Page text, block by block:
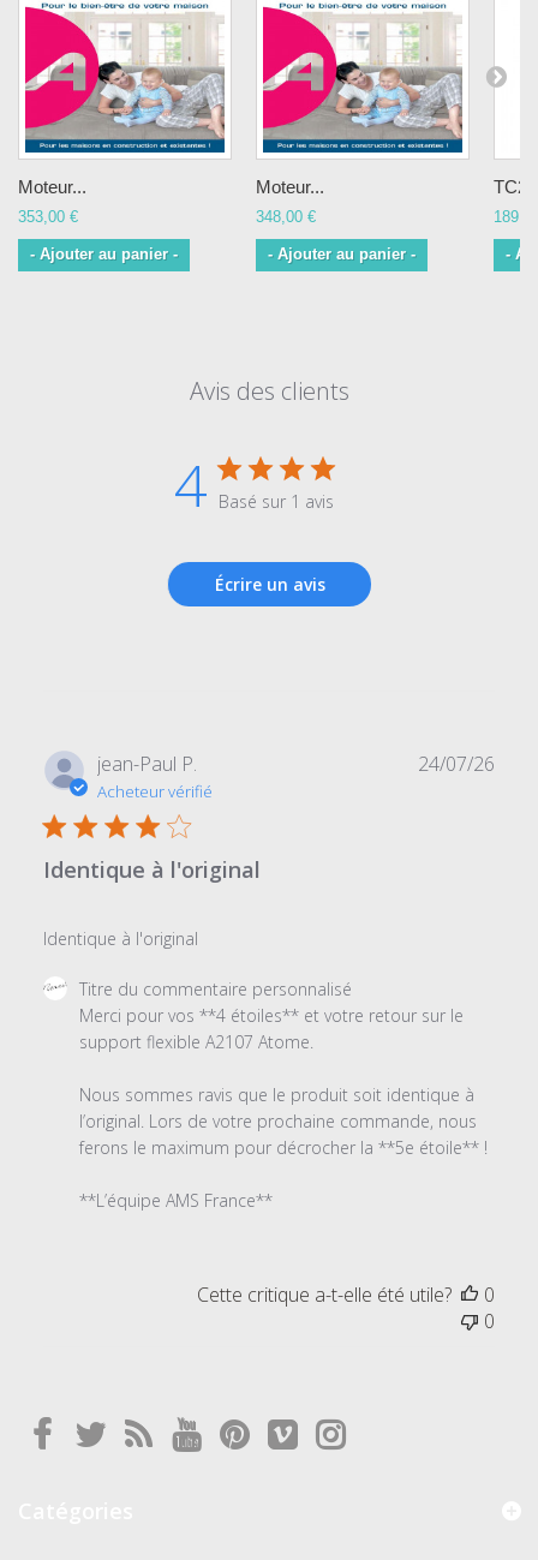
Moteur...
353,00 €
- Ajouter au panier -
Moteur...
348,00 €
- Ajouter au panier - -
Avis des clients
4 Basé sur 1 avis
Écrire un avis
jean-Paul P.
Acheteur vérifié
Identique à l'original
Identique à l'original
Commentaires
propriétaire
magasin
l'examen
Titre
2026
Titre du commentaire personnalisé
Merci pour vos **4 étoiles** et votre retour sur le
support flexible A2107 Atome.
Nous sommes ravis que le produit soit identique à
l’original. Lors de votre prochaine commande, nous
ferons le maximum pour décrocher la **5e étoile** !
**L’équipe AMS France**
24/07/26
Cette critique a-t-elle été utile?
0
0